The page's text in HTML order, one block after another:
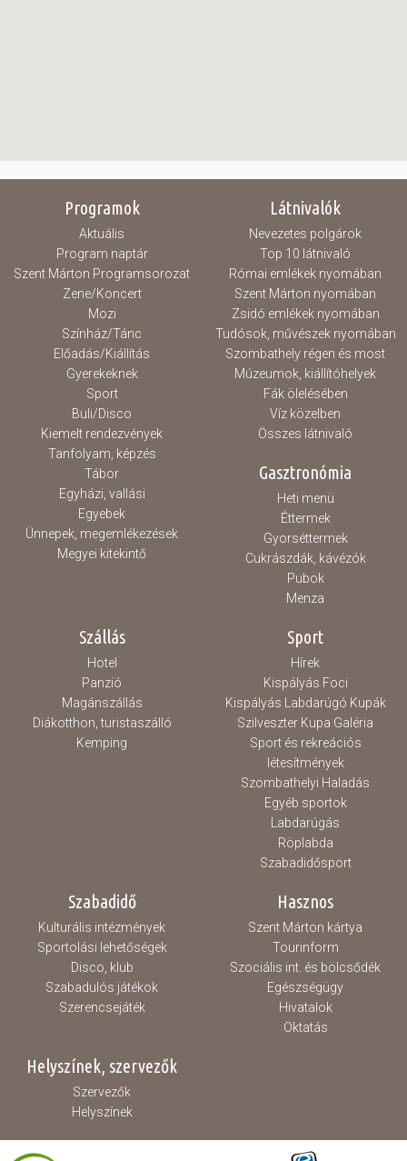
Programok
Aktuális
Program naptár
Szent Márton Programsorozat
Zene/Koncert
Mozi
Színház/Tánc
Előadás/Kiállítás
Gyerekeknek
Sport
Buli/Disco
Kiemelt rendezvények
Tanfolyam, képzés
Tábor
Egyházi, vallási
Egyebek
Ünnepek, megemlékezések
Megyei kitekintő
Látnivalók
Nevezetes polgárok
Top 10 látnivaló
Római emlékek nyomában
Szent Márton nyomában
Zsidó emlékek nyomában
Tudósok, művészek nyomában
Szombathely régen és most
Múzeumok, kiállítóhelyek
Fák ölelésében
Víz közelben
Összes látnivaló
Gasztronómia
Heti menü
Éttermek
Gyorséttermek
Cukrászdák, kávézók
Pubok
Menza
Szállás
Hotel
Panzió
Magánszállás
Diákotthon, turistaszálló
Kemping
Sport
Hírek
Kispályás Foci
Kispályás Labdarúgó Kupák
Szilveszter Kupa Galéria
Sport és rekreációs
létesítmények
Szombathelyi Haladás
Egyéb sportok
Labdarúgás
Röplabda
Szabadidősport
Szabadidő
Kulturális intézmények
Sportolási lehetőségek
Disco, klub
Szabadulós játékok
Szerencsejáték
Hasznos
Szent Márton kártya
Tourinform
Szociális int. és bölcsődék
Egészségügy
Hivatalok
Oktatás
Helyszínek, szervezők
Szervezők
Helyszínek